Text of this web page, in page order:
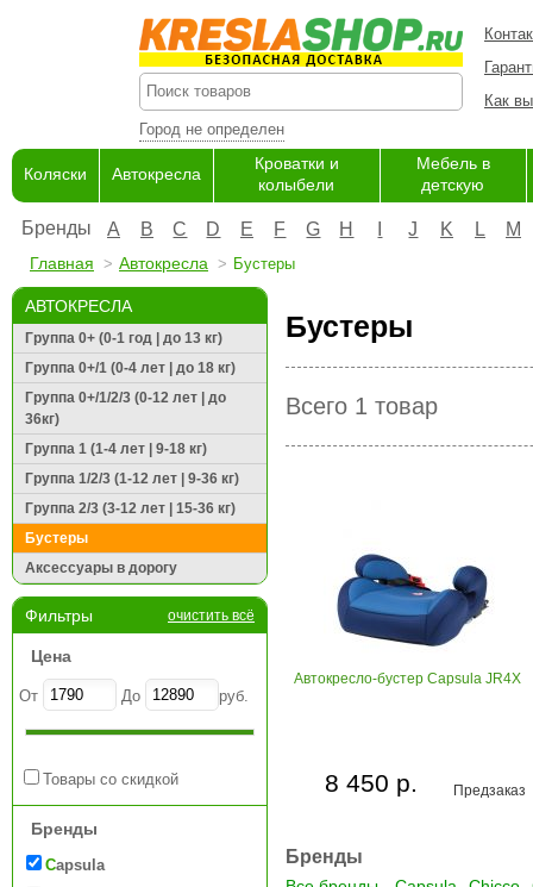
Город не определен
Как
Коляски Автокресла
Кроватки и
колыбели
Мебель в
детскую
Бренды A B C D E F G H J K L M
Главная Автокресла Бустеры
АВТОКРЕСЛА
Группа 0+ (0-1 год | до 13 кг)
Группа 0+/1 (0-4 лет | до 18 кг)
Группа 0+/1/2/3 (0-12 лет | до
36кг)
Группа 1 (1-4 лет | 9-18 кг)
Группа 1/2/3 (1-12 лет | 9-36 кг)
Группа 2/3 (3-12 лет | 15-36 кг)
Бустеры
Аксессуары в дорогу
Фильтры очистить всё
Цена
От До руб.
Товары со скидкой
Бренды
Capsula
Бустеры
Всего 1 товар
Автокресло-бустер Capsula JR4X
Предзаказ
8 450 р.
Бренды